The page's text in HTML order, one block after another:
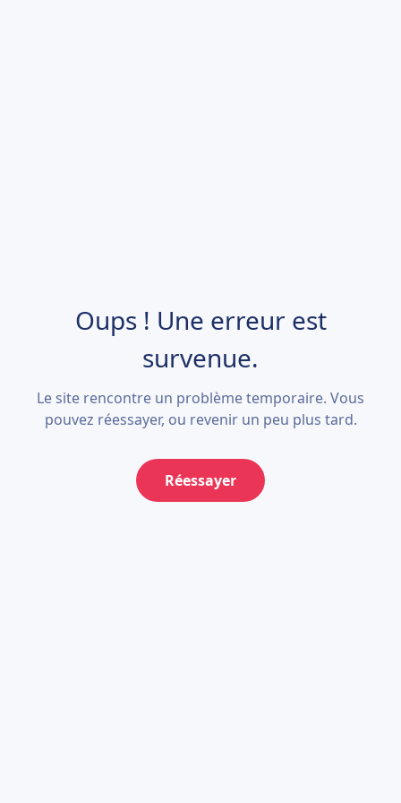
Oups ! Une erreur est
survenue.
Le site rencontre un problème temporaire. Vous
pouvez réessayer, ou revenir un peu plus tard.
Réessayer